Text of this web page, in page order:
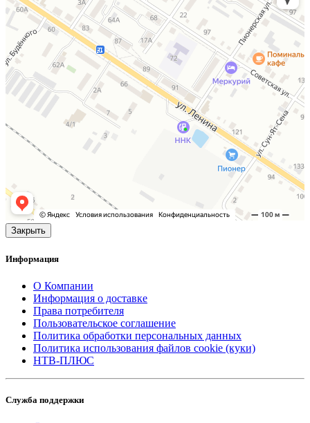
Закрыть
Информация
О Компании
Информация о доставке
Права потребителя
Пользовательское соглашение
Политика обработки персональных данных
Политика использования файлов cookie (куки)
НТВ-ПЛЮС
Служба поддержки